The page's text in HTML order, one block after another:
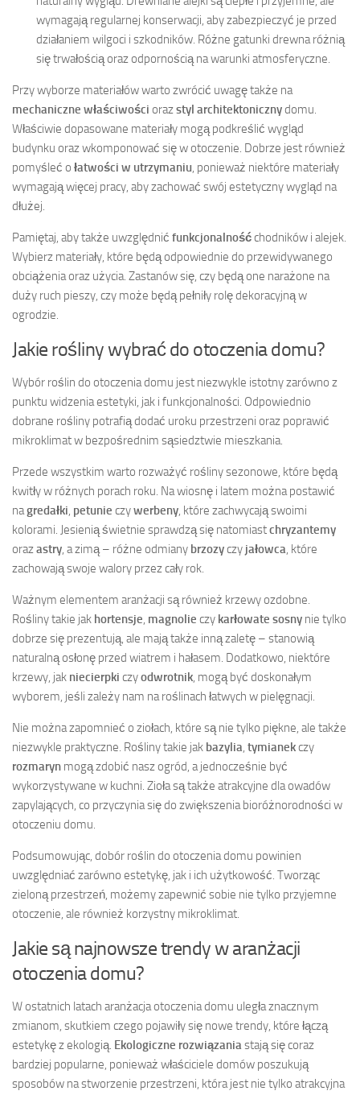
wymagają regularnej konserwacji, aby zabezpieczyć je przed
działaniem wilgoci i szkodników. Różne gatunki drewna różnią
się trwałością oraz odpornością na warunki atmosferyczne.
Przy wyborze materiałów warto zwrócić uwagę także na
mechaniczne właściwości orazstyl architektonicznydomu.
Właściwie dopasowane materiały mogą podkreślić wygląd
budynku oraz wkomponować się w otoczenie. Dobrze jest również
pomyśleć o łatwości w utrzymaniu, ponieważ niektóre materiały
wymagają więcej pracy, aby zachować swój estetyczny wygląd na
dłużej.
Pamiętaj, aby także uwzględnić funkcjonalnośćchodników i alejek.
Wybierz materiały, które będą odpowiednie do przewidywanego
obciążenia oraz użycia. Zastanów się, czy będą one narażone na
duży ruch pieszy, czy może będą pełniły rolę dekoracyjną w
ogrodzie.
Jakie rośliny wybrać do otoczenia domu?
Wybór roślin do otoczenia domu jest niezwykle istotny zarówno z
punktu widzenia estetyki, jak i funkcjonalności. Odpowiednio
dobrane rośliny potrafią dodać uroku przestrzeni oraz poprawić
mikroklimat w bezpośrednim sąsiedztwie mieszkania.
Przede wszystkim warto rozważyć rośliny sezonowe, które będą
kwitły w różnych porach roku. Na wiosnę i latem można postawić
nagredałki, petunie czywerbeny, które zachwycają swoimi
kolorami. Jesienią świetnie sprawdzą się natomiastchryzantemy
orazastry, a zimą – różne odmiany brzozyczy jałowca, które
zachowają swoje walory przez cały rok.
Ważnym elementem aranżacji są również krzewy ozdobne.
Rośliny takie jak hortensje, magnolie czy karłowate sosny nie tylko
dobrze się prezentują, ale mają także inną zaletę – stanowią
naturalną osłonę przed wiatrem i hałasem. Dodatkowo, niektóre
krzewy, jak niecierpki czyodwrotnik, mogą być doskonałym
wyborem, jeśli zależy nam na roślinach łatwych w pielęgnacji.
Nie można zapomnieć o ziołach, które są nie tylko piękne, ale także
niezwykle praktyczne. Rośliny takie jak bazylia, tymianekczy
rozmaryn mogą zdobić nasz ogród, a jednocześnie być
wykorzystywane w kuchni. Zioła są także atrakcyjne dla owadów
zapylających, co przyczynia się do zwiększenia bioróżnorodności w
otoczeniu domu.
Podsumowując, dobór roślin do otoczenia domu powinien
uwzględniać zarówno estetykę, jak i ich użytkowość. Tworząc
zieloną przestrzeń, możemy zapewnić sobie nie tylko przyjemne
otoczenie, ale również korzystny mikroklimat.
Jakie są najnowsze trendy w aranżacji
otoczenia domu?
W ostatnich latach aranżacja otoczenia domu uległa znacznym
zmianom, skutkiem czego pojawiły się nowe trendy, które łączą
estetykę z ekologią. Ekologiczne rozwiązaniastają się coraz
bardziej popularne, ponieważ właściciele domów poszukują
sposobów na stworzenie przestrzeni, która jest nie tylko atrakcyjna